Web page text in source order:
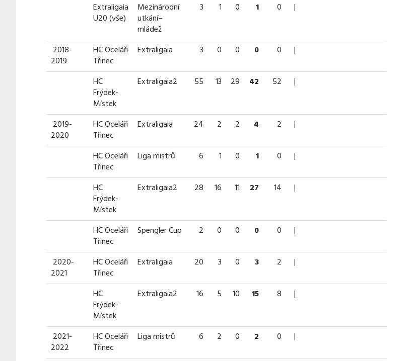
Extraligaia
U20 (vše)
Mezinárodní
utkání–
mládež
3 1 0 1 0 |
2018-
2019
HC Oceláři
Třinec
Extraligaia 3 0 0 0 0 |
HC
Frýdek-
Místek
Extraligaia2 55 13 29 42 52 |
2019-
2020
HC Oceláři
Třinec
Extraligaia 24 2 2 4 2 |
HC Oceláři
Třinec
Liga mistrů 6 1 0 1 0 |
HC
Frýdek-
Místek
Extraligaia2 28 16 11 27 14 |
HC Oceláři
Třinec
Spengler Cup 2 0 0 0 0 |
2020-
2021
HC Oceláři
Třinec
Extraligaia 20 3 0 3 2 |
HC
Frýdek-
Místek
Extraligaia2 16 5 10 15 8 |
2021-
2022
HC Oceláři
Třinec
Liga mistrů 6 2 0 2 0 |